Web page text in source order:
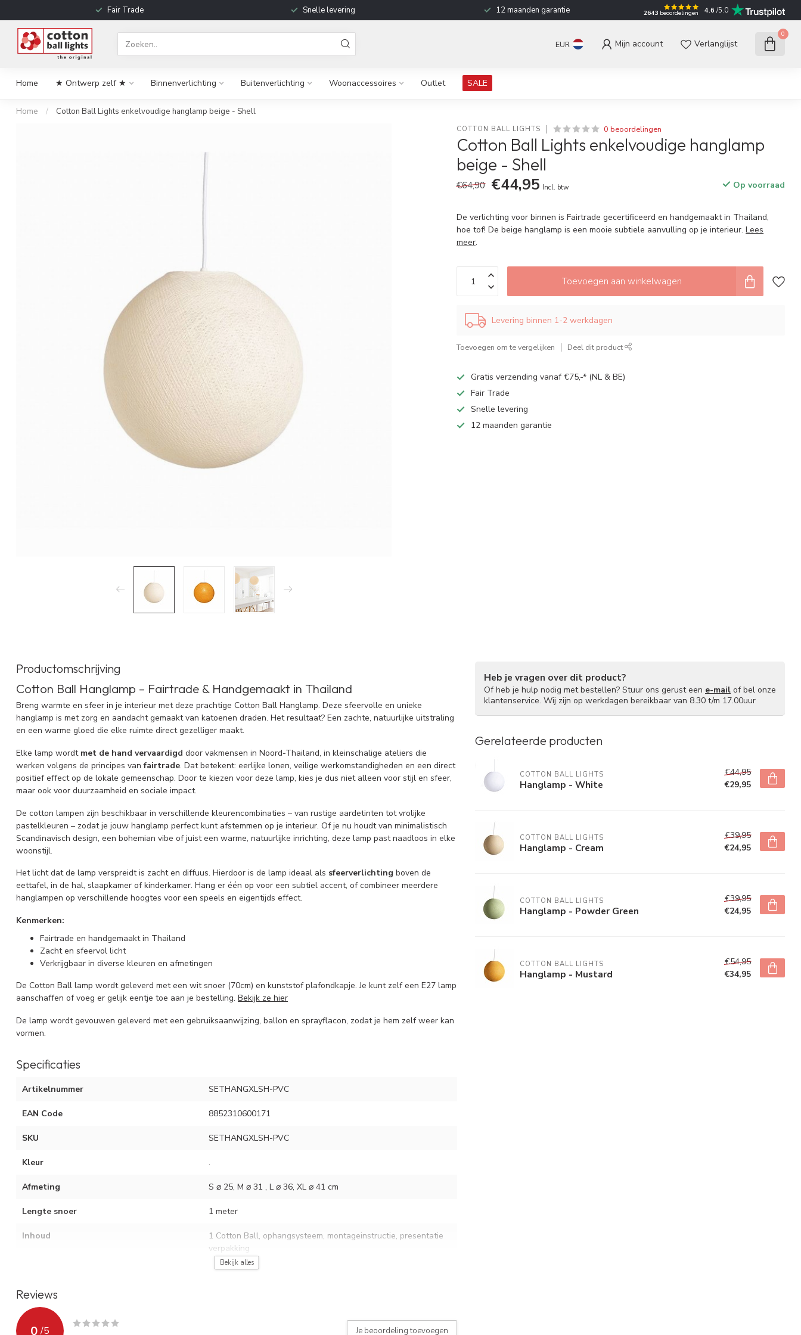
Fair Trade Snelle levering 12 maanden garantie 2643 beoordelingen 4.6 /5.0
EUR Mijn account Verlanglijst
0
Home ★ Ontwerp zelf ★ Binnenverlichting Buitenverlichting Woonaccessoires Outlet SALE
Home / Cotton Ball Lights enkelvoudige hanglamp beige - Shell
COTTON BALL LIGHTS 0 beoordelingen
Cotton Ball Lights enkelvoudige hanglamp
beige - Shell
€64,90 €44,95 Incl. btw Op voorraad
De verlichting voor binnen is Fairtrade gecertificeerd en handgemaakt in Thailand,
hoe tof! De beige hanglamp is een mooie subtiele aanvulling op je interieur.Lees
meer.
Toevoegen aan winkelwagen
Levering binnen 1-2 werkdagen
Toevoegen om te vergelijken Deel dit product
Gratis verzending vanaf €75,-* (NL & BE)
Fair Trade
Snelle levering
12 maanden garantie
Productomschrijving
Cotton Ball Hanglamp – Fairtrade & Handgemaakt in Thailand
Breng warmte en sfeer in je interieur met deze prachtige Cotton Ball Hanglamp. Deze sfeervolle en unieke
hanglamp is met zorg en aandacht gemaakt van katoenen draden. Het resultaat? Een zachte, natuurlijke uitstraling
en een warme gloed die elke ruimte direct gezelliger maakt.
Elke lamp wordt met de hand vervaardigd door vakmensen in Noord-Thailand, in kleinschalige ateliers die
werken volgens de principes vanfairtrade. Dat betekent: eerlijke lonen, veilige werkomstandigheden en een direct
positief effect op de lokale gemeenschap. Door te kiezen voor deze lamp, kies je dus niet alleen voor stijl en sfeer,
maar ook voor duurzaamheid en sociale impact.
De cotton lampen zijn beschikbaar in verschillende kleurencombinaties – van rustige aardetinten tot vrolijke
pastelkleuren – zodat je jouw hanglamp perfect kunt afstemmen op je interieur. Of je nu houdt van minimalistisch
Scandinavisch design, een bohemian vibe of juist een warme, natuurlijke inrichting, deze lamp past naadloos in elke
woonstijl.
Het licht dat de lamp verspreidt is zacht en diffuus. Hierdoor is de lamp ideaal als sfeerverlichting boven de
eettafel, in de hal, slaapkamer of kinderkamer. Hang er één op voor een subtiel accent, of combineer meerdere
hanglampen op verschillende hoogtes voor een speels en eigentijds effect.
Kenmerken:
Fairtrade en handgemaakt in Thailand
Zacht en sfeervol licht
Verkrijgbaar in diverse kleuren en afmetingen
De Cotton Ball lamp wordt geleverd met een wit snoer (70cm) en kunststof plafondkapje. Je kunt zelf een E27 lamp
aanschaffen of voeg er gelijk eentje toe aan je bestelling. Bekijk ze hier
De lamp wordt gevouwen geleverd met een gebruiksaanwijzing, ballon en sprayflacon, zodat je hem zelf weer kan
vormen.
Specificaties
Artikelnummer SETHANGXLSH-PVC
EAN Code 8852310600171
SKU SETHANGXLSH-PVC
Kleur .
Afmeting S ⌀ 25, M ⌀ 31 , L ⌀ 36, XL ⌀ 41 cm
Lengte snoer 1 meter
Inhoud
1 Cotton Ball, ophangsysteem, montageinstructie, presentatie
verpakking
Edison lamp
Voor binnen en/of buiten
Materiaal
Bekijk alles
Reviews
0 /5 Je beoordeling toevoegen
Heb je vragen over dit product?
Of heb je hulp nodig met bestellen? Stuur ons gerust een e-mail of bel onze
klantenservice. Wij zijn op werkdagen bereikbaar van 8.30 t/m 17.00uur
Gerelateerde producten
COTTON BALL LIGHTS
Hanglamp - White
€44,95
€29,95
COTTON BALL LIGHTS
Hanglamp - Cream
€39,95
€24,95
COTTON BALL LIGHTS
Hanglamp - Powder Green
€39,95
€24,95
COTTON BALL LIGHTS
Hanglamp - Mustard
€54,95
€34,95